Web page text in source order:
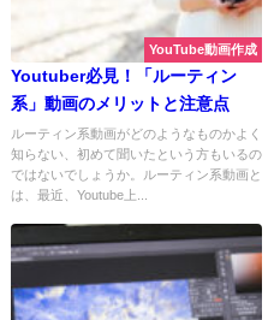
YouTube動画作成
Youtuber必見！「ルーティン
系」動画のメリットと注意点
ルーティン系動画がどのようなものかよく
知らない、初めて聞いたという方もいるの
ではないでしょうか。ルーティン系動画と
は、最近、Youtube上...